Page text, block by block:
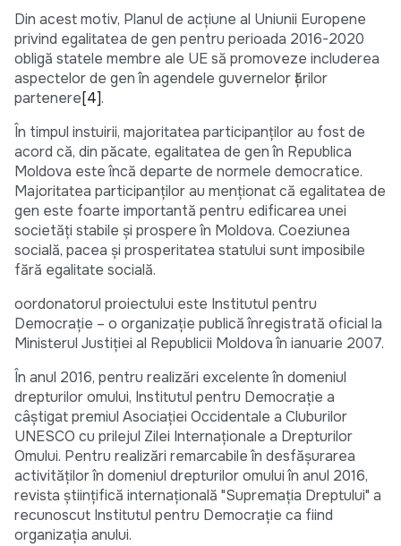
Din acest motiv, Planul de acțiune al Uniunii Europene
privind egalitatea de gen pentru perioada 2016-2020
obligă statele membre ale UE să promoveze includerea
aspectelor de gen în agendele guvernelor țărilor
partenere[4].
În timpul instuirii, majoritatea participanților au fost de
acord că, din păcate, egalitatea de gen în Republica
Moldova este încă departe de normele democratice.
Majoritatea participanților au menționat că egalitatea de
gen este foarte importantă pentru edificarea unei
societăți stabile și prospere în Moldova. Coeziunea
socială, pacea și prosperitatea statului sunt imposibile
fără egalitate socială.
oordonatorul proiectului este Institutul pentru
Democrație – o organizație publică înregistrată oficial la
Ministerul Justiției al Republicii Moldova în ianuarie 2007.
În anul 2016, pentru realizări excelente în domeniul
drepturilor omului, Institutul pentru Democrație a
câștigat premiul Asociației Occidentale a Cluburilor
UNESCO cu prilejul Zilei Internaționale a Drepturilor
Omului. Pentru realizări remarcabile în desfășurarea
activităților în domeniul drepturilor omului în anul 2016,
revista științifică internațională "Supremația Dreptului" a
recunoscut Institutul pentru Democrație ca fiind
organizația anului.